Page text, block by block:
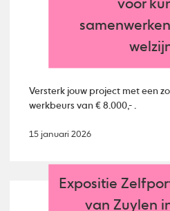
voor
Versterk jouw project met een
werkbeurs van € 8.000,- .
15 januari 2026
Expositie
van Zuylen